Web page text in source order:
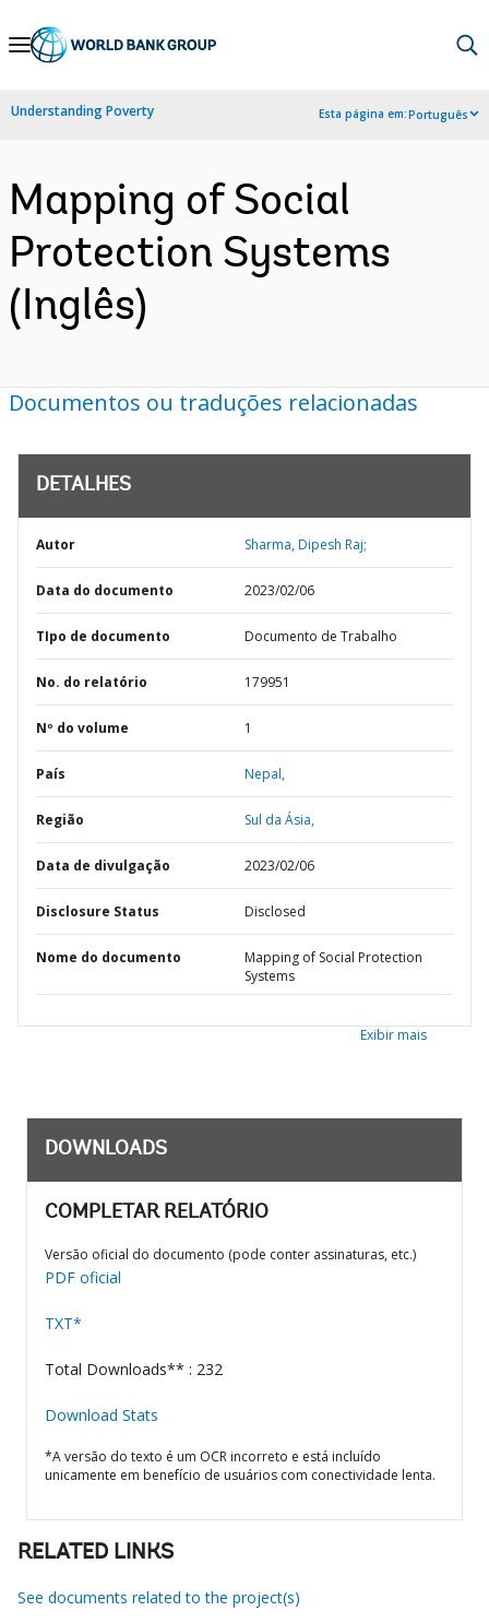
Skip
Navigation
Understanding Poverty Esta página em:Português
Mapping of Social
Protection Systems
(Inglês)
Documentos ou traduções relacionadas
DETALHES
Autor Sharma, Dipesh Raj;
Data do documento 2023/02/06
TIpo de documento Documento de Trabalho
No. do relatório 179951
Nº do volume 1
País Nepal,
Região Sul da Ásia,
Data de divulgação 2023/02/06
Disclosure Status Disclosed
Nome do documento
Mapping of Social Protection
Systems
Exibir mais
DOWNLOADS
COMPLETAR RELATÓRIO
Versão oficial do documento (pode conter assinaturas, etc.)
PDF oficial
TXT*
Total Downloads** : 232
Download Stats
*A versão do texto é um OCR incorreto e está incluído
unicamente em benefício de usuários com conectividade lenta.
RELATED LINKS
See documents related to the project(s)